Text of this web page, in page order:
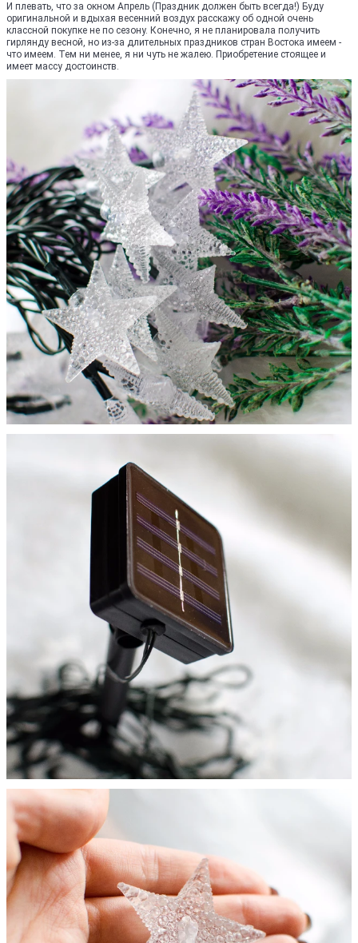
И плевать, что за окном Апрель (Праздник должен быть всегда!) Буду
оригинальной и вдыхая весенний воздух расскажу об одной очень
классной покупке не по сезону. Конечно, я не планировала получить
гирлянду весной, но из-за длительных праздников стран Востока имеем -
что имеем. Тем ни менее, я ни чуть не жалею. Приобретение стоящее и
имеет массу достоинств.